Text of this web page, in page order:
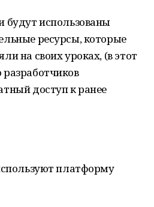
будут использованы
ресурсы, которые
на своих уроках, (в этот
доступ к ранее
платформу